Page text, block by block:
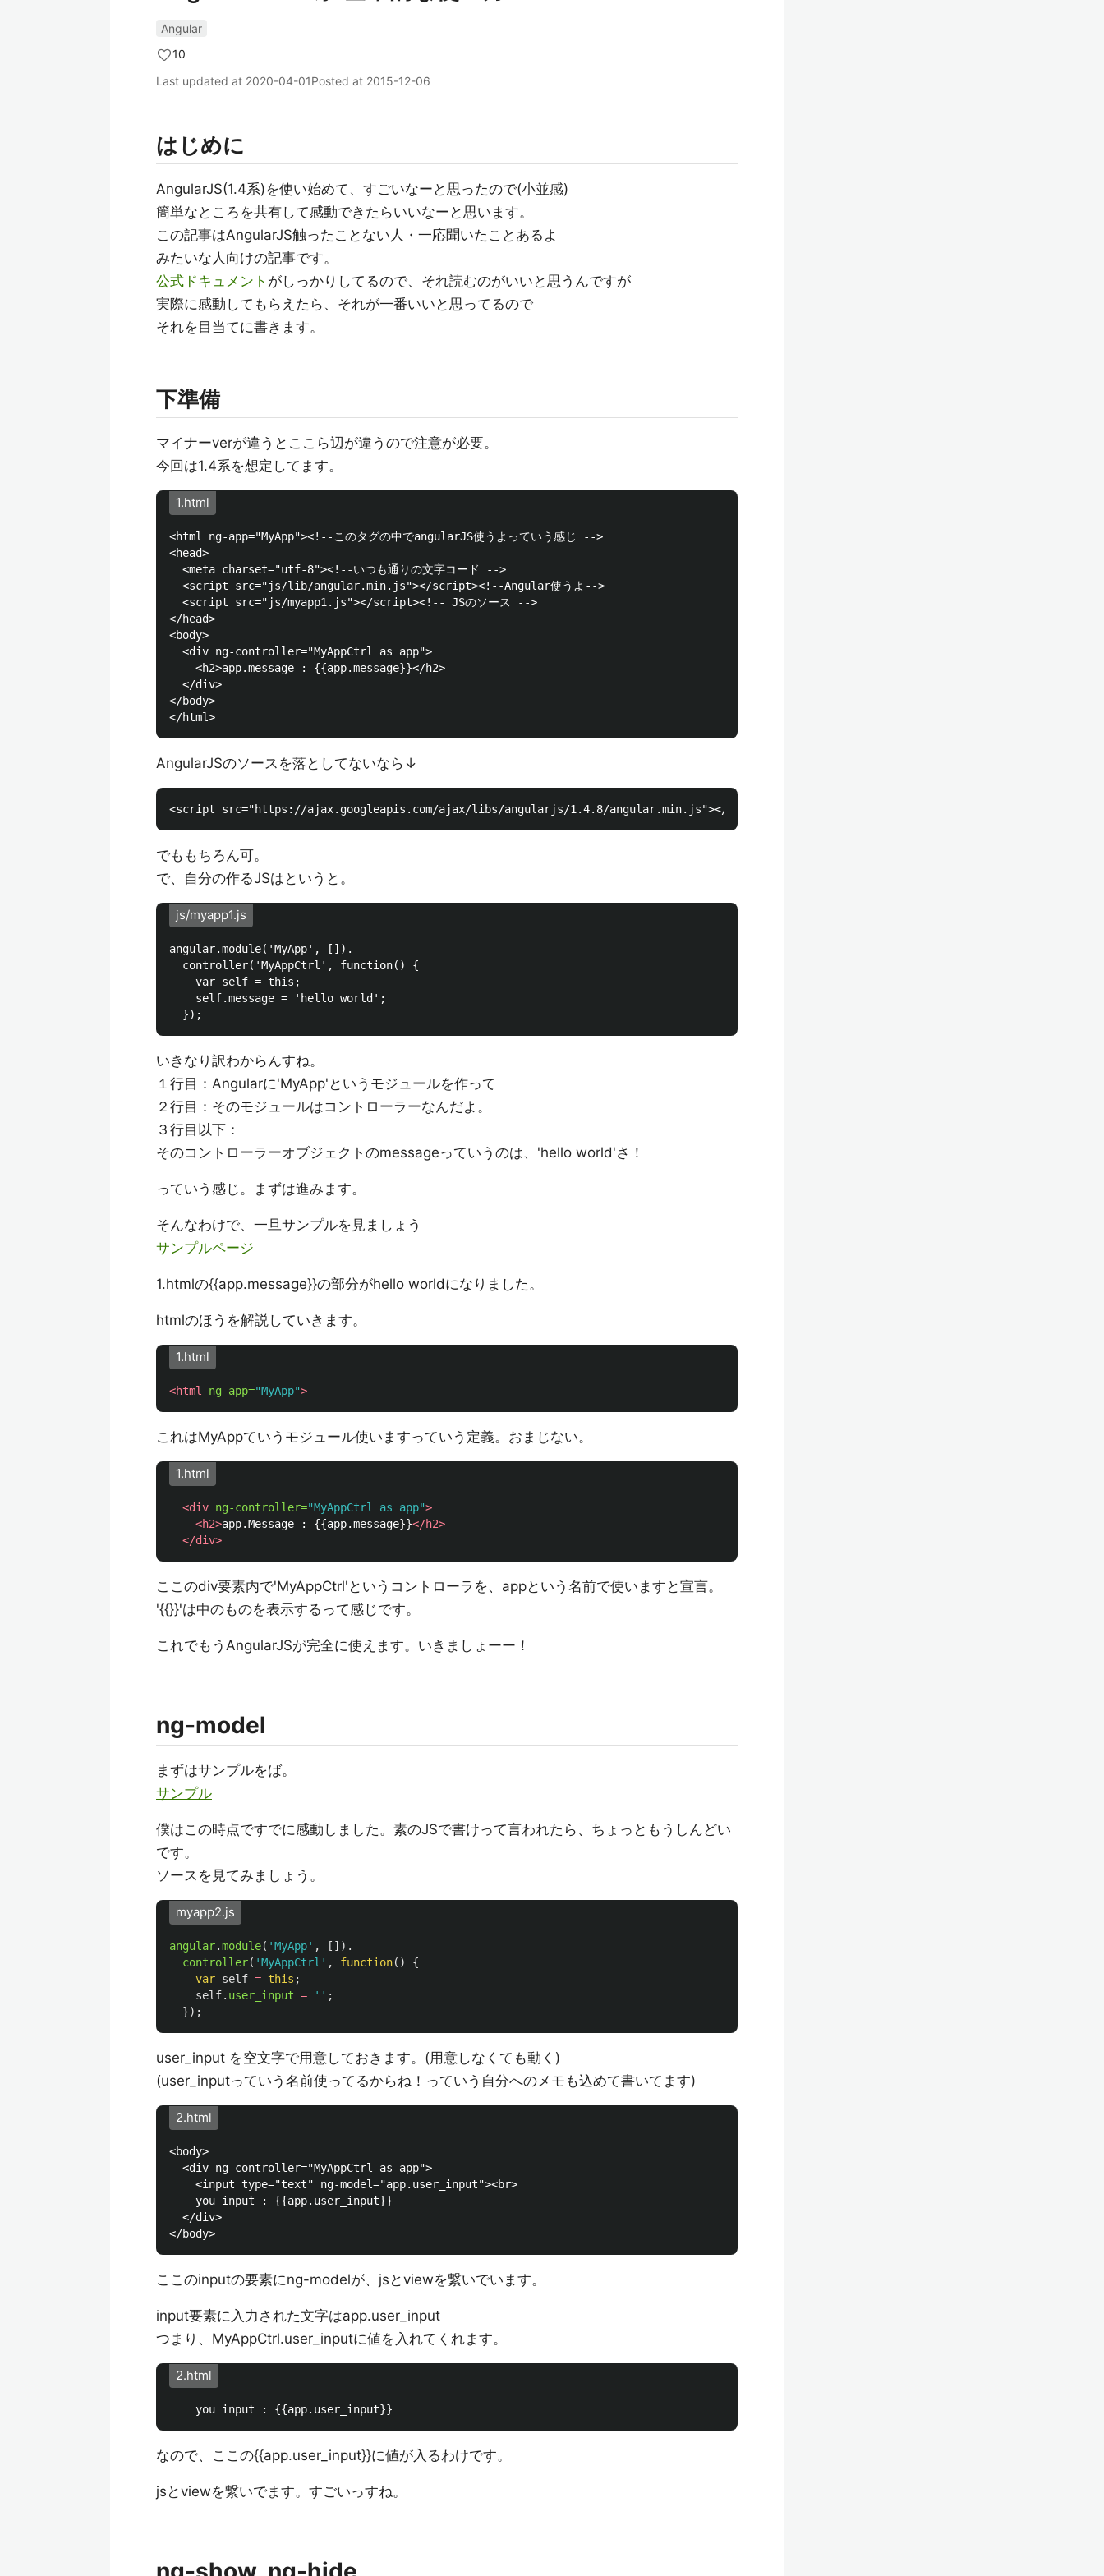
Angular
10
Last updated at 2020-04-01Posted at 2015-12-06
はじめに
AngularJS(1.4系)を使い始めて、すごいなーと思ったので(小並感)
簡単なところを共有して感動できたらいいなーと思います。
この記事はAngularJS触ったことない人・一応聞いたことあるよ
みたいな人向けの記事です。
公式ドキュメント がしっかりしてるので、それ読むのがいいと思うんですが
実際に感動してもらえたら、それが一番いいと思ってるので
それを目当てに書きます。
下準備
マイナーverが違うとここら辺が違うので注意が必要。
今回は1.4系を想定してます。
1.html
<html ng-app="MyApp"><!--このタグの中でangularJS使うよっていう感じ -->
<head>
  <meta charset="utf-8"><!--いつも通りの文字コード -->
  <script src="js/lib/angular.min.js"></script><!--Angular使うよ-->
  <script src="js/myapp1.js"></script><!-- JSのソース -->
</head>
<body>
  <div ng-controller="MyAppCtrl as app">
    <h2>app.message : {{app.message}}</h2>
  </div>
</body>
AngularJSのソースを落としてないなら↓
でももちろん可。
で、自分の作るJSはというと。
js/myapp1.js
angular.module('MyApp', []).
  controller('MyAppCtrl', function() {
    var self = this;
    self.message = 'hello world';
いきなり訳わからんすね。
１行目：Angularに'MyApp'というモジュールを作って
２行目：そのモジュールはコントローラーなんだよ。
３行目以下：
そのコントローラーオブジェクトのmessageっていうのは、'hello world'さ！
っていう感じ。まずは進みます。
そんなわけで、一旦サンプルを見ましょう
サンプルページ
1.htmlの{{app.message}}の部分がhello worldになりました。
htmlのほうを解説していきます。
1.html
<html ng-app="MyApp">
これはMyAppていうモジュール使いますっていう定義。おまじない。
1.html
<div ng-controller="MyAppCtrl as app">
<h2>app.Message : {{app.message}}</h2>
</div>
ここのdiv要素内で'MyAppCtrl'というコントローラを、appという名前で使いますと宣言。
'{{}}'は中のものを表示するって感じです。
これでもうAngularJSが完全に使えます。いきましょーー！
ng-model
まずはサンプルをば。
サンプル
僕はこの時点ですでに感動しました。素のJSで書けって言われたら、ちょっともうしんどい
です。
ソースを見てみましょう。
myapp2.js
angular.module( 'MyApp' ,
[]).
controller( 'MyAppCtrl ' , function()
{
var self = this ;
self. user_input = '' ;
});
user_input を空文字で用意しておきます。(用意しなくても動く)
(user_inputっていう名前使ってるからね！っていう自分へのメモも込めて書いてます)
2.html
<body>
  <div ng-controller="MyAppCtrl as app">
    <input type="text" ng-model="app.user_input"><br>
    you input : {{app.user_input}}
  </div>
ここのinputの要素にng-modelが、jsとviewを繋いでいます。
input要素に入力された文字はapp.user_input
つまり、MyAppCtrl.user_inputに値を入れてくれます。
2.html
なので、ここの{{app.user_input}}に値が入るわけです。
jsとviewを繋いでます。すごいっすね。